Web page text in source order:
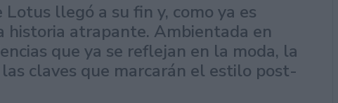
llegó a su fin y, como ya es
historia atrapante. Ambientada en
que ya se reflejan en la moda, la
claves que marcarán el estilo post-